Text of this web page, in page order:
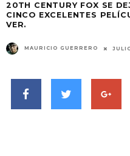
20TH CENTURY FOX SE
CINCO EXCELENTES
VER.
MAURICIO GUERRERO